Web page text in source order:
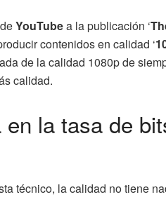
YouTubea la publicación ‘
contenidos en calidad ‘
de la calidad 1080p de
calidad.
la tasa de
técnico, la calidad no tiene